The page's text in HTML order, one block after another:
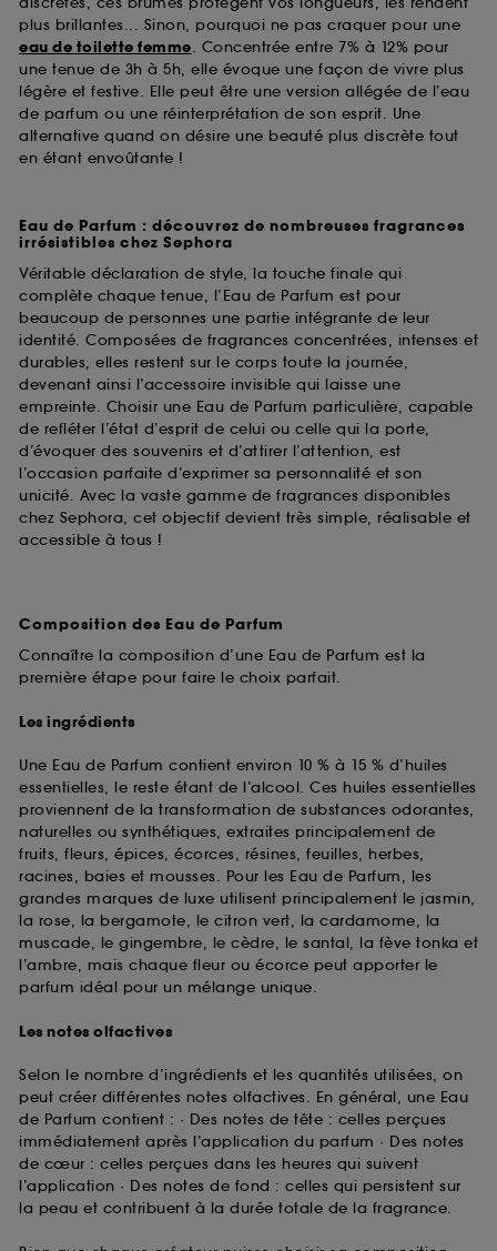
plus brillantes... Sinon, pourquoi ne pas craquer pour une
eau de toilette femme. Concentrée entre 7% à 12% pour
une tenue de 3h à 5h, elle évoque une façon de vivre plus
légère et festive. Elle peut être une version allégée de l’eau
de parfum ou une réinterprétation de son esprit. Une
alternative quand on désire une beauté plus discrète tout
en étant envoûtante !
Eau de Parfum : découvrez de nombreuses fragrances
irrésistibles chez Sephora
Véritable déclaration de style, la touche finale qui
complète chaque tenue, l’Eau de Parfum est pour
beaucoup de personnes une partie intégrante de leur
identité. Composées de fragrances concentrées, intenses et
durables, elles restent sur le corps toute la journée,
devenant ainsi l’accessoire invisible qui laisse une
empreinte. Choisir une Eau de Parfum particulière, capable
de refléter l’état d’esprit de celui ou celle qui la porte,
d’évoquer des souvenirs et d’attirer l’attention, est
l’occasion parfaite d’exprimer sa personnalité et son
unicité. Avec la vaste gamme de fragrances disponibles
chez Sephora, cet objectif devient très simple, réalisable et
accessible à tous !
Composition des Eau de Parfum
Connaître la composition d’une Eau de Parfum est la
première étape pour faire le choix parfait.
Les ingrédients
Une Eau de Parfum contient environ 10 % à 15 % d’huiles
essentielles, le reste étant de l’alcool. Ces huiles essentielles
proviennent de la transformation de substances odorantes,
naturelles ou synthétiques, extraites principalement de
fruits, fleurs, épices, écorces, résines, feuilles, herbes,
racines, baies et mousses. Pour les Eau de Parfum, les
grandes marques de luxe utilisent principalement le jasmin,
la rose, la bergamote, le citron vert, la cardamome, la
muscade, le gingembre, le cèdre, le santal, la fève tonka et
l’ambre, mais chaque fleur ou écorce peut apporter le
parfum idéal pour un mélange unique.
Les notes olfactives
Selon le nombre d’ingrédients et les quantités utilisées, on
peut créer différentes notes olfactives. En général, une Eau
de Parfum contient : · Des notes de tête : celles perçues
immédiatement après l’application du parfum · Des notes
de cœur : celles perçues dans les heures qui suivent
l’application · Des notes de fond : celles qui persistent sur
la peau et contribuent à la durée totale de la fragrance.